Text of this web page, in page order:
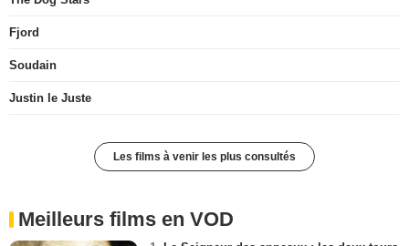
Fjord
Soudain
Justin le Juste
Les films à venir les plus consultés
Meilleurs films en VOD